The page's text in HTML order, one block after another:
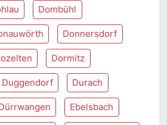
Dombühl
Donnersdorf
Dormitz
Duggendorf Durach
Ebelsbach